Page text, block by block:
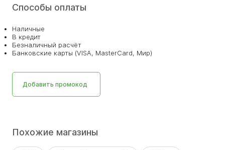
Способы оплаты
Наличные
В кредит
Безналичный расчёт
Банковские карты (VISA, MasterCard, Мир)
Добавить промокод
Похожие магазины